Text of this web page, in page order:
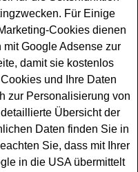
die auf
Sie hier. ✅
Für Einige
Cookies dienen
Google Adsense zur
damit sie kostenlos
und Ihre Daten
zur Personalisierung von
Übersicht der
Daten finden Sie in
Sie, dass mit Ihrer
in die USA übermittelt